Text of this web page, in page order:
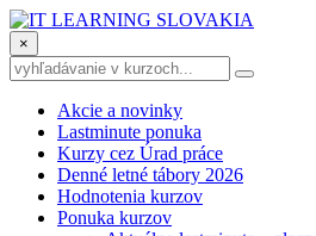
×
Akcie a novinky
Lastminute ponuka
Kurzy cez Úrad práce
Denné letné tábory 2026
Hodnotenia kurzov
Ponuka kurzov